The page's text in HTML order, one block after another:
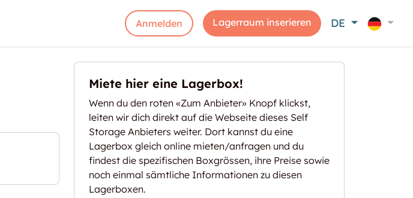
Anmelden Lagerraum inserieren DE
Miete hier eine Lagerbox!
Wenn du den roten «Zum Anbieter» Knopf klickst,
leiten wir dich direkt auf die Webseite dieses Self
Storage Anbieters weiter. Dort kannst du eine
Lagerbox gleich online mieten/anfragen und du
findest die spezifischen Boxgrössen, ihre Preise sowie
noch einmal sämtliche Informationen zu diesen
Lagerboxen.